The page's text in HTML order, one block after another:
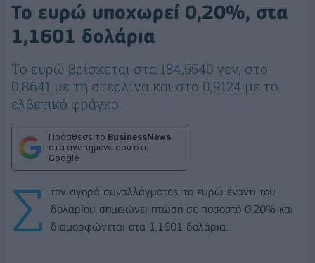
Το ευρώ υποχωρεί 0,20%, στα
1,1601 δολάρια
Το ευρώ βρίσκεται στα 184,5540 γεν, στο
0,8641 με τη στερλίνα και στο 0,9124 με το
ελβετικό φράγκο.
Πρόσθεσε το BusinessNews
στα αγαπημένα σου στη
Google
Σ
την αγορά συναλλάγματος, το ευρώ έναντι του
δολαρίου σημειώνει πτώση σε ποσοστό 0,20% και
διαμορφώνεται στα 1,1601 δολάρια.